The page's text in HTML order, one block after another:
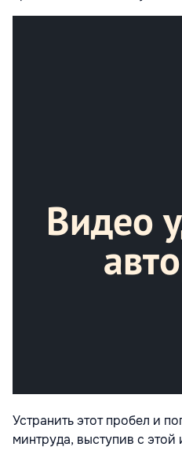
Устранить этот пробел и
минтруда, выступив с этой